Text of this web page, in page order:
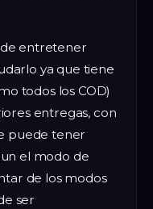
entretener
ya que tiene
todos los COD)
entregas, con
puede tener
el modo de
de los modos
ser